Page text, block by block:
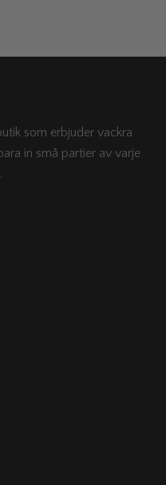
12
till 3
till 4
som erbjuder vackra
in små partier av varje